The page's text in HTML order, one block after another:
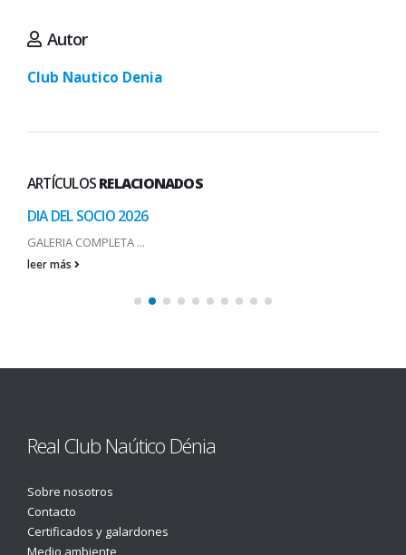
Autor
Club Nautico Denia
ARTÍCULOSRELACIONADOS
DIA DEL SOCIO 2026
GALERIA COMPLETA ...
leer más
Real Club Naútico Dénia
Sobre nosotros
Contacto
Certificados y galardones
Medio ambiente